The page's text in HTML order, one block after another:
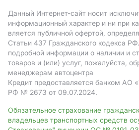
Данный Интернет-сайт носит
информационный характер и ни при
вляется публичной офертой,
Статьи 437 Гражданского кодекса
подробной информации о наличии и
товаров и (или) услуг, пожалуйста,
менеджерам автоцентра
Кредит предоставляется банком АO
РФ № 2673 от 09.07.2024.
Обязательное страхование
владельцев транспортных средств